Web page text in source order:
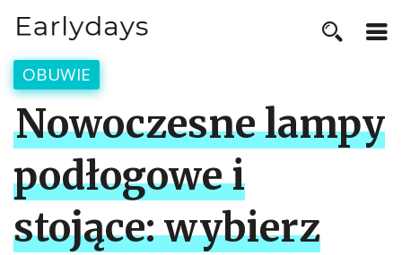
OBUWIE
Nowoczesne lampy
podłogowe i
stojące: wybierz